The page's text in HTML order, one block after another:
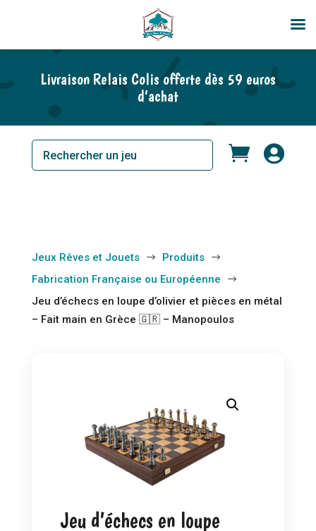
Livraison Relais Colis offerte dès 59 euros
d’achat
 
Jeux Rêves et Jouets $ Produits $
Fabrication Française ou Européenne $
Jeu d’échecs en loupe d’olivier et pièces en métal
– Fait main en Grèce 🇬🇷 – Manopoulos
Jeu d’échecs en loupe